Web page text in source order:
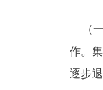
（一
作。
逐步